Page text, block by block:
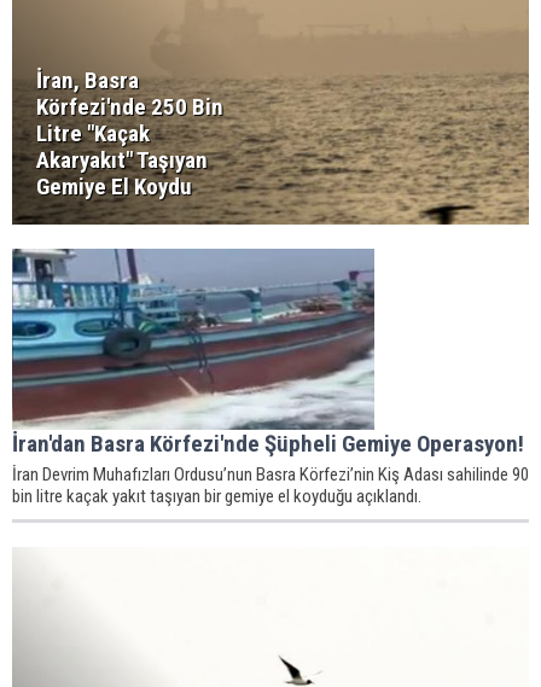
İran, Basra
Körfezi'nde 250 Bin
Litre "Kaçak
Akaryakıt" Taşıyan
Gemiye El Koydu
İran'dan Basra Körfezi'nde Şüpheli Gemiye Operasyon!
İran Devrim Muhafızları Ordusu’nun Basra Körfezi’nin Kiş Adası sahilinde 90
bin litre kaçak yakıt taşıyan bir gemiye el koyduğu açıklandı.